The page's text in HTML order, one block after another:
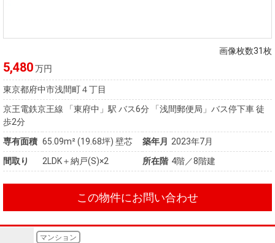
画像枚数31枚
5,480万円
東京都府中市浅間町４丁目
京王電鉄京王線 「東府中」駅 バス6分 「浅間郵便局」バス停下車 徒
歩2分
専有面積 65.09m²(19.68坪) 壁芯 築年月 2023年7月
間取り
2LDK＋納戸(S)×2 所在階 4階／8階建
この物件にお問い合わせ
マンション